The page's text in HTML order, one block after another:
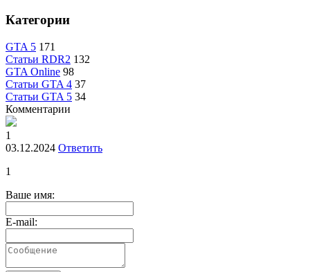
Категории
GTA 5 171
Статьи RDR2 132
GTA Online 98
Статьи GTA 4 37
Статьи GTA 5 34
Комментарии
1
03.12.2024 Ответить
1
Ваше имя:
E-mail: